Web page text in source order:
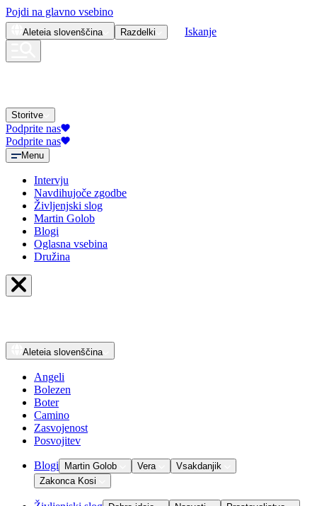
Pojdi na glavno vsebino
Aleteia slovenščina Razdelki Iskanje
Storitve
Podprite nas
Podprite nas
Menu
Intervju
Navdihujoče zgodbe
Življenjski slog
Martin Golob
Blogi
Oglasna vsebina
Družina
Aleteia slovenščina
Angeli
Bolezen
Boter
Camino
Zasvojenost
Posvojitev
Blogi Martin Golob Vera
Vsakdanjik
Zakonca Kosi